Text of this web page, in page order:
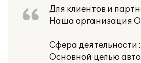
Для клиентов и
Наша
Сфера деятельности
Основной целью